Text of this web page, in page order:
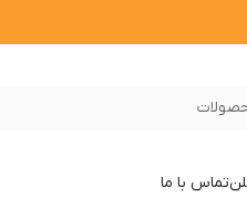
تماس با ما